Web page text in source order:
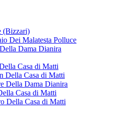
(Bizzari)
Dei Malatesta Polluce
Dama Dianira
Casa di Matti
Della Casa di Matti
Della Dama Dianira
Casa di Matti
Della Casa di Matti